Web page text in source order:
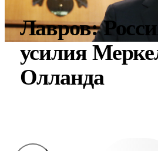
Лавров:
усилия
Олланда